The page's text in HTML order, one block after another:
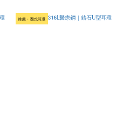
推薦・圈式耳環